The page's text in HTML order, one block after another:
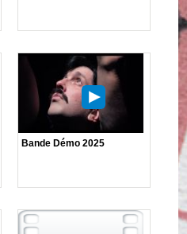
Bande Démo 2025